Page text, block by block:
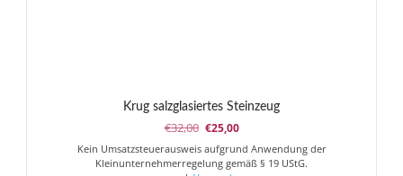
Krug salzglasiertes Steinzeug
€32,00 Ursprünglicher
Preis
war:
€25,00Aktueller
Preis
ist:
Kein Umsatzsteuerausweis aufgrund Anwendung der
Kleinunternehmerregelung gemäß § 19 UStG.